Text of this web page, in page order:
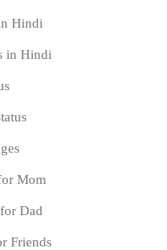
Hindi
in Hindi
Mom
Dad
Friends